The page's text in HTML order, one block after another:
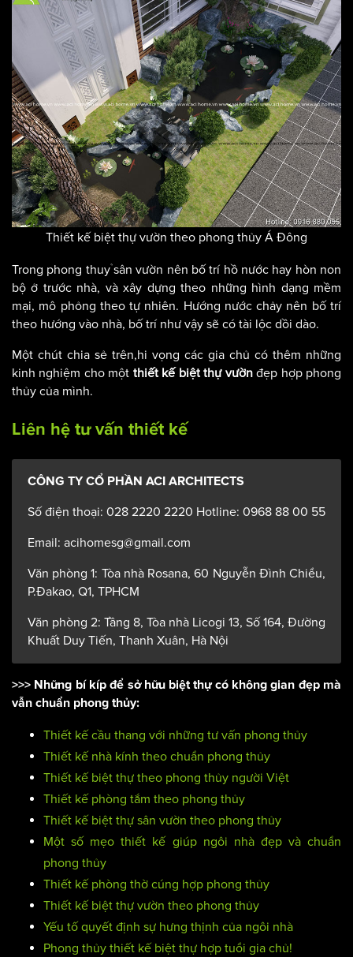
Thiết kế biệt thự vườn theo phong thủy Á Đông
Trong phong thuỷ sân vườn nên bố trí hồ nước hay hòn non
bộ ở trước nhà, và xây dựng theo những hình dạng mềm
mại, mô phỏng theo tự nhiên. Hướng nước chảy nên bố trí
theo hướng vào nhà, bố trí như vậy sẽ có tài lộc dồi dào.
Một chút chia sẻ trên,hi vọng các gia chủ có thêm những
kinh nghiệm cho một thiết kế biệt thự vườnđẹp hợp phong
thủy của mình.
Liên hệ tư vấn thiết kế
CÔNG TY CỔ PHẦN ACI ARCHITECTS
Số điện thoại: 028 2220 2220 Hotline: 0968 88 00 55
Email: acihomesg@gmail.com
Văn phòng 1: Tòa nhà Rosana, 60 Nguyễn Đình Chiểu,
P.Đakao, Q1, TPHCM
Văn phòng 2: Tầng 8, Tòa nhà Licogi 13, Số 164, Đường
Khuất Duy Tiến, Thanh Xuân, Hà Nội
>>> Những bí kíp để sở hữu biệt thự có không gian đẹp mà
vẫn chuẩn phong thủy:
Thiết kế cầu thang với những tư vấn phong thủy
Thiết kế nhà kính theo chuẩn phong thủy
Thiết kế biệt thự theo phong thủy người Việt
Thiết kế phòng tắm theo phong thủy
Thiết kế biệt thự sân vườn theo phong thủy
Một số mẹo thiết kế giúp ngôi nhà đẹp và chuẩn
phong thủy
Thiết kế phòng thờ cúng hợp phong thủy
Thiết kế biệt thự vườn theo phong thủy
Yếu tố quyết định sự hưng thịnh của ngôi nhà
Phong thủy thiết kế biệt thự hợp tuổi gia chủ!